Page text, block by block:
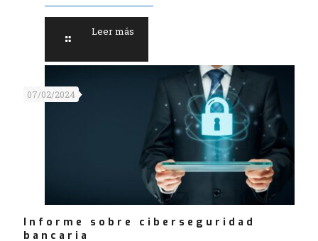
Leer más
07/02/2024
Informe sobre ciberseguridad
bancaria